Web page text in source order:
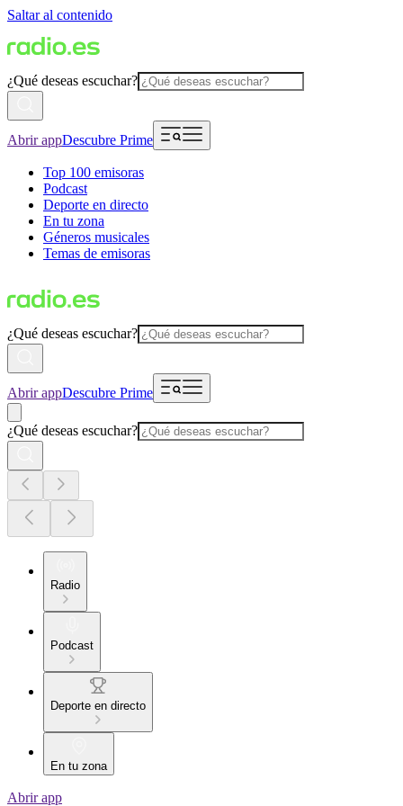
Saltar al contenido
¿Qué deseas escuchar?
Abrir appDescubre Prime
Top 100 emisoras
Podcast
Deporte en directo
En tu zona
Géneros musicales
Temas de emisoras
¿Qué deseas escuchar?
Abrir appDescubre Prime
¿Qué deseas escuchar?
Radio
Podcast
Deporte en directo
En tu zona
Abrir app